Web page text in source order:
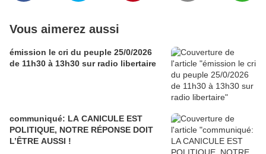
Vous aimerez aussi
émission le cri du peuple 25/0/2026
de 11h30 à 13h30 sur radio libertaire
communiqué: LA CANICULE EST
POLITIQUE, NOTRE RÉPONSE DOIT
L’ÊTRE AUSSI !